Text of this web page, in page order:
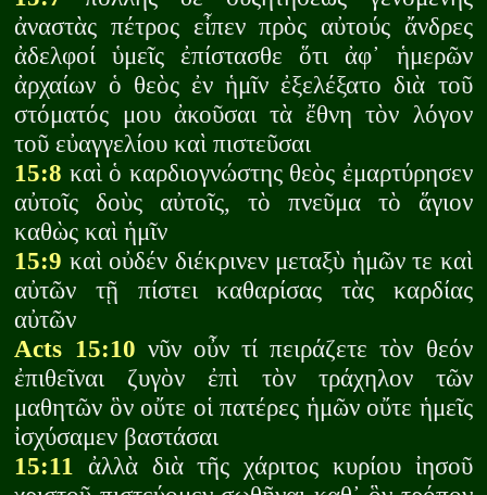
ἀναστὰς πέτρος εἶπεν πρὸς αὐτούς ἄνδρες
ἀδελφοί ὑμεῖς ἐπίστασθε ὅτι ἀφ᾽ ἡμερῶν
ἀρχαίων ὁ θεὸς ἐν ἡμῖν ἐξελέξατο διὰ τοῦ
στόματός μου ἀκοῦσαι τὰ ἔθνη τὸν λόγον
τοῦ εὐαγγελίου καὶ πιστεῦσαι
15:8 καὶ ὁ καρδιογνώστης θεὸς ἐμαρτύρησεν
αὐτοῖς δοὺς αὐτοῖς, τὸ πνεῦμα τὸ ἅγιον
καθὼς καὶ ἡμῖν
15:9 καὶ οὐδέν διέκρινεν μεταξὺ ἡμῶν τε καὶ
αὐτῶν τῇ πίστει καθαρίσας τὰς καρδίας
αὐτῶν
Acts 15:10 νῦν οὖν τί πειράζετε τὸν θεόν
ἐπιθεῖναι ζυγὸν ἐπὶ τὸν τράχηλον τῶν
μαθητῶν ὃν οὔτε οἱ πατέρες ἡμῶν οὔτε ἡμεῖς
ἰσχύσαμεν βαστάσαι
15:11 ἀλλὰ διὰ τῆς χάριτος κυρίου ἰησοῦ